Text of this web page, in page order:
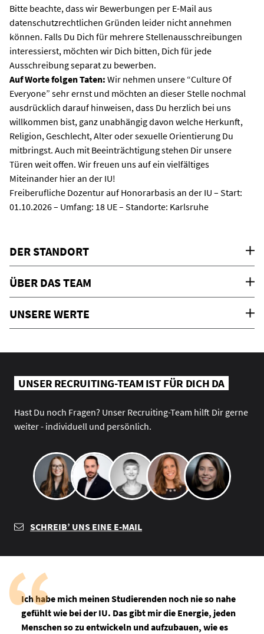
Bitte beachte, dass wir Bewerbungen per E-Mail aus
datenschutzrechtlichen Gründen leider nicht annehmen
können. Falls Du Dich für mehrere Stellenausschreibungen
interessierst, möchten wir Dich bitten, Dich für jede
Ausschreibung separat zu bewerben.
Auf Worte folgen Taten: Wir nehmen unsere “Culture Of
Everyone” sehr ernst und möchten an dieser Stelle nochmal
ausdrücklich darauf hinweisen, dass Du herzlich bei uns
willkommen bist, ganz unabhängig davon welche Herkunft,
Religion, Geschlecht, Alter oder sexuelle Orientierung Du
mitbringst. Auch mit Beeinträchtigung stehen Dir unsere
Türen weit offen. Wir freuen uns auf ein vielfältiges
Miteinander hier an der IU!
Freiberufliche Dozentur auf Honorarbasis an der IU – Start:
01.10.2026 – Umfang: 18 UE – Standorte: Karlsruhe
UNSER RECRUITING-TEAM IST FÜR DICH DA
Hast Du noch Fragen? Unser Recruiting-Team hilft Dir gerne
weiter - individuell und persönlich.
SCHREIB’ UNS EINE E-MAIL
Ich habe mich meinen Studierenden noch nie so nahe
gefühlt wie bei der IU. Das gibt mir die Energie, jeden
Menschen so zu entwickeln und aufzubauen, wie es
DER STANDORT
ÜBER DAS TEAM
UNSERE WERTE